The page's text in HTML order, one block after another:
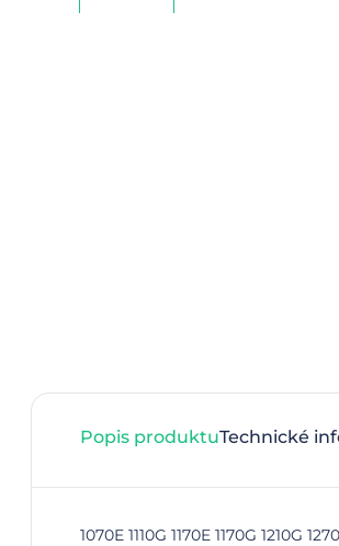
Popis produktuTechnické
1070E 1110G 1170E 1170G 1210G